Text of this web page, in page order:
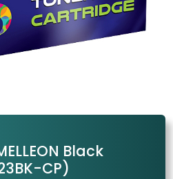
Black
CP)